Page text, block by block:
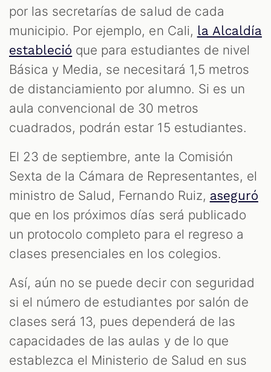
por las secretarías de salud de cada
municipio. Por ejemplo, en Cali, la Alcaldía
estableció que para estudiantes de nivel
Básica y Media, se necesitará 1,5 metros
de distanciamiento por alumno. Si es un
aula convencional de 30 metros
cuadrados, podrán estar 15 estudiantes.
El 23 de septiembre, ante la Comisión
Sexta de la Cámara de Representantes, el
ministro de Salud, Fernando Ruiz, aseguró
que en los próximos días será publicado
un protocolo completo para el regreso a
clases presenciales en los colegios.
Así, aún no se puede decir con seguridad
si el número de estudiantes por salón de
clases será 13, pues dependerá de las
capacidades de las aulas y de lo que
establezca el Ministerio de Salud en sus